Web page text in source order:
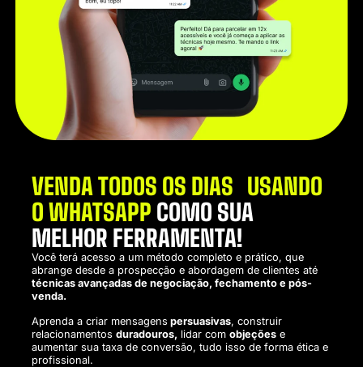
VENDA TODOS OS DIAS USANDO
O WHATSAPP COMO SUA
MELHOR FERRAMENTA!
Você terá acesso a um método completo e prático, que
abrange desde a prospecção e abordagem de clientes até
técnicas avançadas de negociação, fechamento e pós-
venda.
Aprenda a criar mensagens persuasivas, construir
relacionamentosduradouros, lidar comobjeções e
aumentar sua taxa de conversão, tudo isso de forma ética e
profissional.